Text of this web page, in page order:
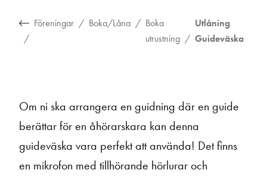
Föreningar Boka/Låna
Boka
utrustning
Utlåning
Guideväska
Om ni ska arrangera en guidning där en guide
berättar för en åhörarskara kan denna
guideväska vara perfekt att använda! Det finns
en mikrofon med tillhörande hörlurar och